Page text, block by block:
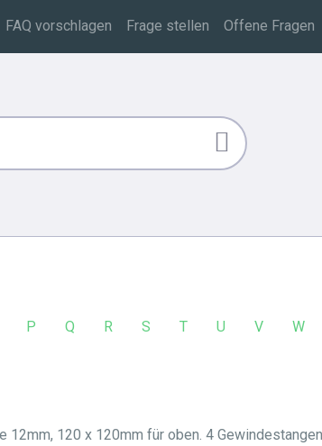
FAQ vorschlagen Frage stellen Offene Fragen
P Q R S T U V W
120 x 120mm für oben. 4